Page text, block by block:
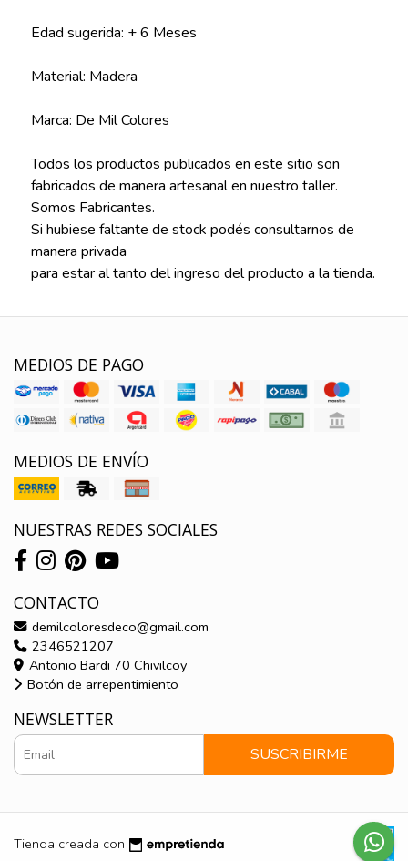
Edad sugerida: + 6 Meses
Material: Madera
Marca: De Mil Colores
Todos los productos publicados en este sitio son
fabricados de manera artesanal en nuestro taller.
Somos Fabricantes.
Si hubiese faltante de stock podés consultarnos de
manera privada
para estar al tanto del ingreso del producto a la tienda.
MEDIOS DE PAGO
MEDIOS DE ENVÍO
NUESTRAS REDES SOCIALES
CONTACTO
demilcoloresdeco@gmail.com
2346521207
Antonio Bardi 70 Chivilcoy
Botón de arrepentimiento
NEWSLETTER
SUSCRIBIRME
Tienda creada con